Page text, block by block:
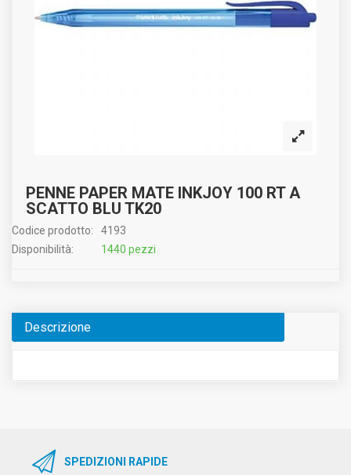
PENNE PAPER MATE INKJOY 100 RT A
SCATTO BLU TK20
Codice prodotto:
4193
Disponibilità:
1440 pezzi
Descrizione
SPEDIZIONI RAPIDE